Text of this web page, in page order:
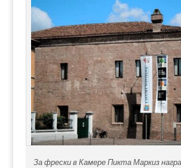
За фрески в Камере Пикта Маркиз